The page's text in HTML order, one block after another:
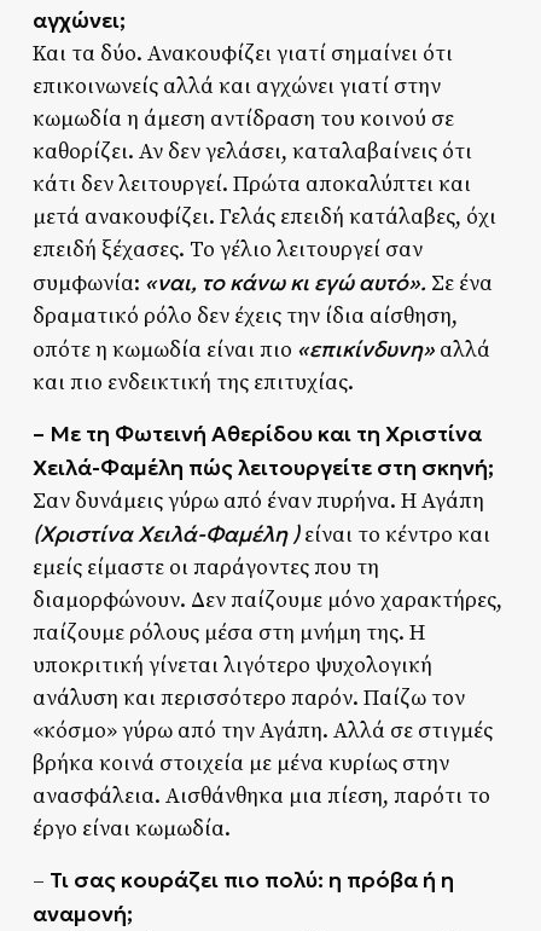
αγχώνει;
Και τα δύο. Ανακουφίζει γιατί σημαίνει ότι
επικοινωνείς αλλά και αγχώνει γιατί στην
κωμωδία η άμεση αντίδραση του κοινού σε
καθορίζει. Αν δεν γελάσει, καταλαβαίνεις ότι
κάτι δεν λειτουργεί. Πρώτα αποκαλύπτει και
μετά ανακουφίζει. Γελάς επειδή κατάλαβες, όχι
επειδή ξέχασες. Το γέλιο λειτουργεί σαν
συμφωνία: «ναι, το κάνω κι εγώ αυτό». Σε ένα
δραματικό ρόλο δεν έχεις την ίδια αίσθηση,
οπότε η κωμωδία είναι πιο «επικίνδυνη»αλλά
και πιο ενδεικτική της επιτυχίας.
– Με τη Φωτεινή Αθερίδου και τη Χριστίνα
Χειλά-Φαμέλη πώς λειτουργείτε στη σκηνή;
Σαν δυνάμεις γύρω από έναν πυρήνα. Η Αγάπη
(Χριστίνα Χειλά-Φαμέλη )είναι το κέντρο και
εμείς είμαστε οι παράγοντες που τη
διαμορφώνουν. Δεν παίζουμε μόνο χαρακτήρες,
παίζουμε ρόλους μέσα στη μνήμη της. Η
υποκριτική γίνεται λιγότερο ψυχολογική
ανάλυση και περισσότερο παρόν. Παίζω τον
«κόσμο» γύρω από την Αγάπη. Αλλά σε στιγμές
βρήκα κοινά στοιχεία με μένα κυρίως στην
ανασφάλεια. Αισθάνθηκα μια πίεση, παρότι το
έργο είναι κωμωδία.
– Τι σας κουράζει πιο πολύ: η πρόβα ή η
αναμονή;